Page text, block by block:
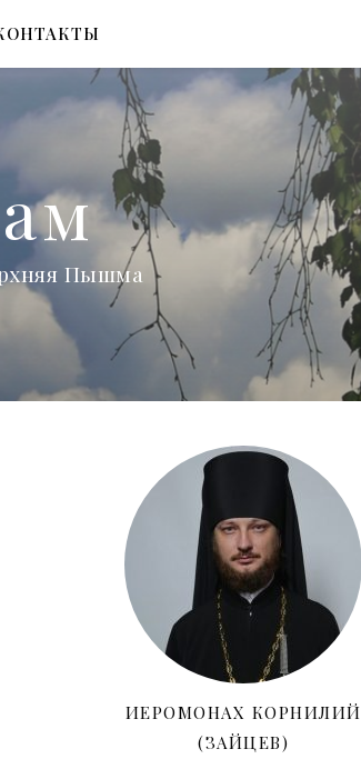
Пышма
ИЕРОМОНАХ КОРНИЛИЙ
(ЗАЙЦЕВ)